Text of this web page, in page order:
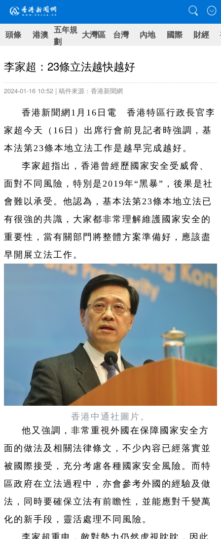
頭條 港澳 五年規
劃
大灣區 台灣 內地 國際 財經
李家超：23條立法越快越好
2024-01-16 10:52 | 稿件來源：香港新聞網
香港新聞網1月16日電 香港特區行政長官李
家超今天（16日）出席行會前見記者時強調，基
本法第23條本地立法工作是越早完成越好。
李家超指出，香港曾經歷國家安全受威脅、
面對不同風險，特別是2019年“黑暴”，後果是社
會難以承受。他認為，基本法第23條本地立法已
有很強的共識，大家都非常理解維護國家安全的
重要性，當有關部門將整體方案準備好，應該盡
早開展立法工作。
香港中通社圖片。
他又強調，非常重視外國在保障國家安全方
面的做法及相關法律條文，不少內容已經落實並
被國際接受，充分考慮各種國家安全風險。而特
區政府在立法過程中，亦會參考外國的經驗及做
法，同時要確保立法有前瞻性，並能應對千變萬
化的新手段，靈活處理不同風險。